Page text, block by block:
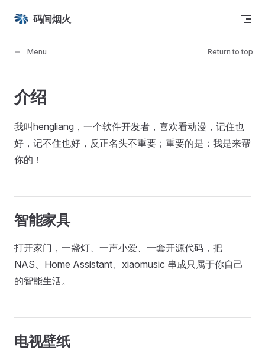
Skip to content
码间烟火
Menu Return to top
介绍
我叫hengliang，一个软件开发者，喜欢看动漫，记住也
好，记不住也好，反正名头不重要；重要的是：我是来帮
你的！
智能家具
打开家门，一盏灯、一声小爱、一套开源代码，把
NAS、Home Assistant、xiaomusic 串成只属于你自己
的智能生活。
电视壁纸